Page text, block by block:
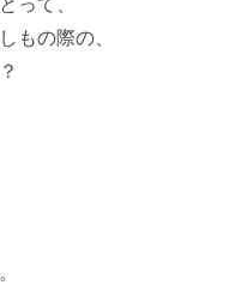
って、
もの際の、